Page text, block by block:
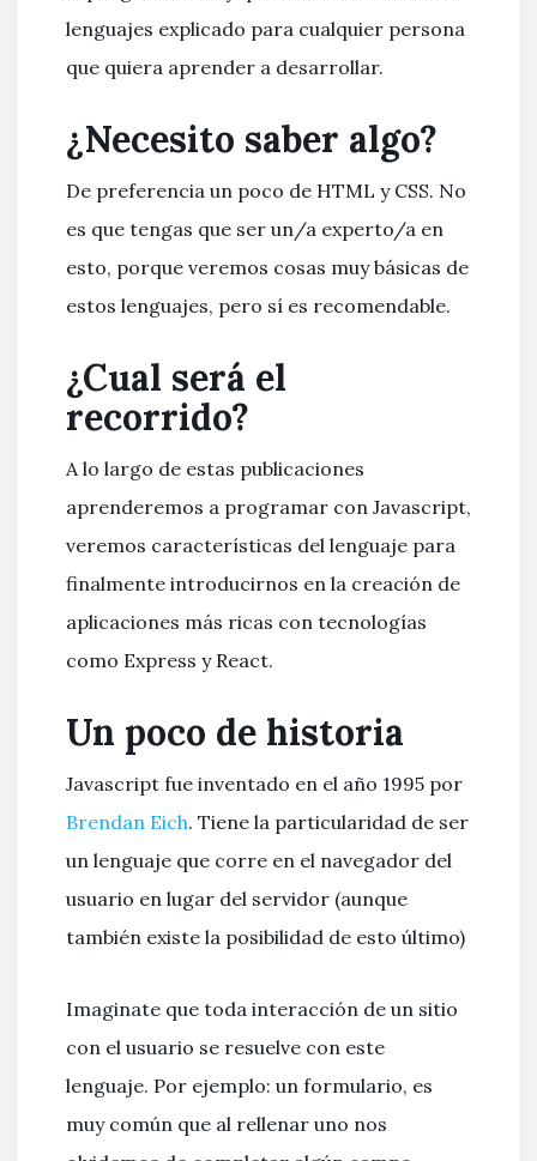
lenguajes explicado para cualquier persona
que quiera aprender a desarrollar.
¿Necesito saber algo?
De preferencia un poco de HTML y CSS. No
es que tengas que ser un/a experto/a en
esto, porque veremos cosas muy básicas de
estos lenguajes, pero sí es recomendable.
¿Cual será el
recorrido?
A lo largo de estas publicaciones
aprenderemos a programar con Javascript,
veremos características del lenguaje para
finalmente introducirnos en la creación de
aplicaciones más ricas con tecnologías
como Express y React.
Un poco de historia
Javascript fue inventado en el año 1995 por
Brendan Eich. Tiene la particularidad de ser
un lenguaje que corre en el navegador del
usuario en lugar del servidor (aunque
también existe la posibilidad de esto último)
Imaginate que toda interacción de un sitio
con el usuario se resuelve con este
lenguaje. Por ejemplo: un formulario, es
muy común que al rellenar uno nos